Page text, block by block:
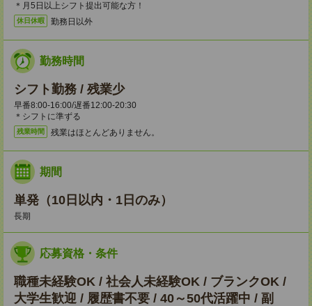
＊月5日以上シフト提出可能な方！
休日休暇 勤務日以外
勤務時間
シフト勤務 / 残業少
早番8:00-16:00/遅番12:00-20:30
＊シフトに準ずる
残業時間 残業はほとんどありません。
期間
単発（10日以内・1日のみ）
長期
応募資格・条件
職種未経験OK / 社会人未経験OK / ブランクOK /
大学生歓迎 / 履歴書不要 / 40～50代活躍中 / 副